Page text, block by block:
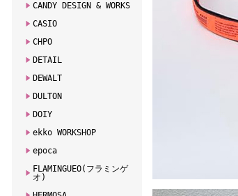
CANDY DESIGN & WORKS
CASIO
CHPO
DETAIL
DEWALT
DULTON
DOIY
ekko WORKSHOP
epoca
FLAMINGUEO(フラミンゲ
オ)